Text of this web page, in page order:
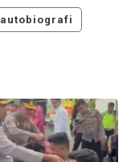
autobiografi